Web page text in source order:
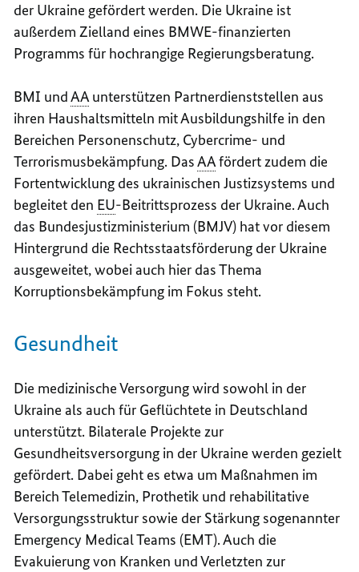
der Ukraine gefördert werden. Die Ukraine ist
außerdem Zielland eines BMWE-finanzierten
Programms für hochrangige Regierungsberatung.
BMI undAAunterstützen Partnerdienststellen aus
ihren Haushaltsmitteln mit Ausbildungshilfe in den
Bereichen Personenschutz, Cybercrime- und
Terrorismusbekämpfung. DasAAfördert zudem die
Fortentwicklung des ukrainischen Justizsystems und
begleitet den EU-Beitrittsprozess der Ukraine. Auch
das Bundesjustizministerium (BMJV) hat vor diesem
Hintergrund die Rechtsstaatsförderung der Ukraine
ausgeweitet, wobei auch hier das Thema
Korruptionsbekämpfung im Fokus steht.
Gesundheit
Die medizinische Versorgung wird sowohl in der
Ukraine als auch für Geflüchtete in Deutschland
unterstützt. Bilaterale Projekte zur
Gesundheitsversorgung in der Ukraine werden gezielt
gefördert. Dabei geht es etwa um Maßnahmen im
Bereich Telemedizin, Prothetik und rehabilitative
Versorgungsstruktur sowie der Stärkung sogenannter
Emergency Medical Teams (EMT). Auch die
Evakuierung von Kranken und Verletzten zur